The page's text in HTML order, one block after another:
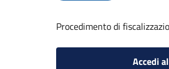
Procedimento di
Accedi